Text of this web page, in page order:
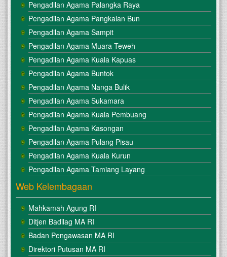
Pengadilan Agama Palangka Raya
Pengadilan Agama Pangkalan Bun
Pengadilan Agama Sampit
Pengadilan Agama Muara Teweh
Pengadilan Agama Kuala Kapuas
Pengadilan Agama Buntok
Pengadilan Agama Nanga Bulik
Pengadilan Agama Sukamara
Pengadilan Agama Kuala Pembuang
Pengadilan Agama Kasongan
Pengadilan Agama Pulang Pisau
Pengadilan Agama Kuala Kurun
Pengadilan Agama Tamiang Layang
Web Kelembagaan
Mahkamah Agung RI
Ditjen Badilag MA RI
Badan Pengawasan MA RI
Direktori Putusan MA RI